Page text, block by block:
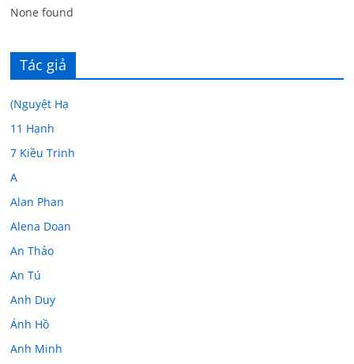
None found
Tác giả
(Nguyệt Hạ
11 Hạnh
7 Kiều Trinh
A
Alan Phan
Alena Doan
An Thảo
An Tú
Anh Duy
Ánh Hồ
Anh Minh